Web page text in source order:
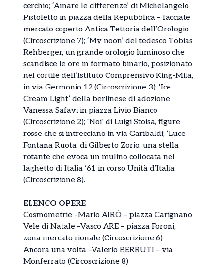
cerchio; ‘Amare le differenze’ di Michelangelo
Pistoletto in piazza della Repubblica – facciate
mercato coperto Antica Tettoria dell’Orologio
(Circoscrizione 7); ‘My noon’ del tedesco Tobias
Rehberger, un grande orologio luminoso che
scandisce le ore in formato binario, posizionato
nel cortile dell’Istituto Comprensivo King-Mila,
in via Germonio 12 (Circoscrizione 3); ‘Ice
Cream Light’ della berlinese di adozione
Vanessa Safavi in piazza Livio Bianco
(Circoscrizione 2); ‘Noi’ di Luigi Stoisa, figure
rosse che si intrecciano in via Garibaldi; ‘Luce
Fontana Ruota’ di Gilberto Zorio, una stella
rotante che evoca un mulino collocata nel
laghetto di Italia ’61 in corso Unità d’Italia
(Circoscrizione 8).
ELENCO OPERE
Cosmometrie –Mario AIRÒ – piazza Carignano
Vele di Natale –Vasco ARE – piazza Foroni,
zona mercato rionale (Circoscrizione 6)
Ancora una volta –Valerio BERRUTI – via
Monferrato (Circoscrizione 8)